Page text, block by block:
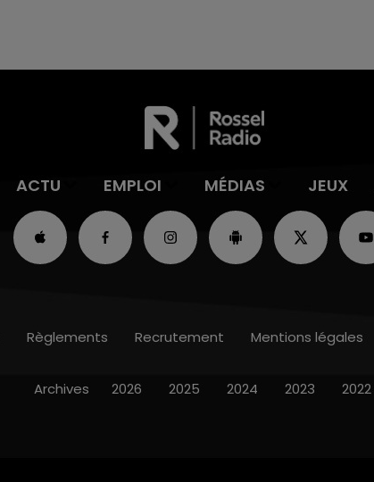
ACTU EMPLOI MÉDIAS JEUX
Règlements Recrutement Mentions légales
Archives 2026 2025 2024 2023 2022